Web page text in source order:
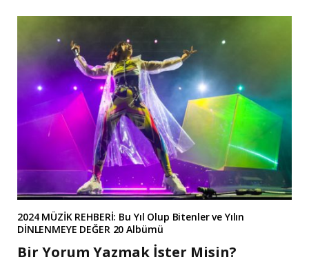
2024 MÜZİK REHBERİ: Bu Yıl Olup Bitenler ve Yılın
DİNLENMEYE DEĞER 20 Albümü
Bir Yorum Yazmak İster Misin?